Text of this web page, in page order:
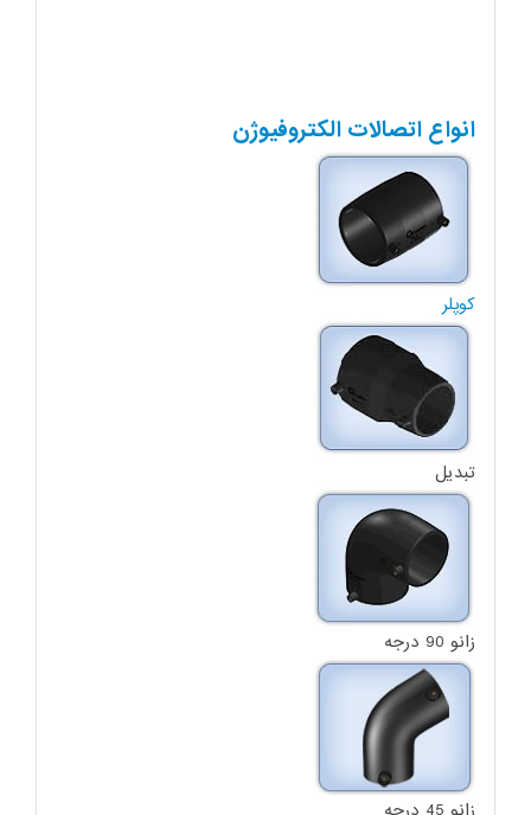
انواع اتصالات الکتروفیوژن
کوپلر
تبدیل
زانو 90 درجه
زانو 45 درجه